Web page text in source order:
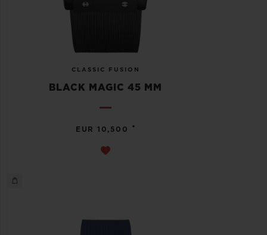
CLASSIC FUSION
BLACK MAGIC 45 MM
EUR 10,500 •